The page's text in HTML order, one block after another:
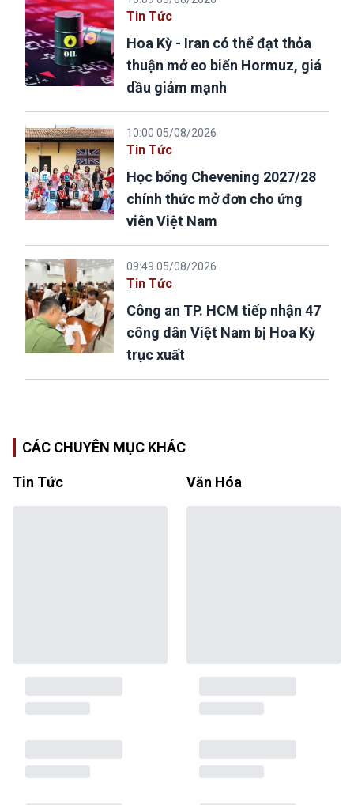
Tin Tức
Hoa Kỳ - Iran có thể đạt thỏa
thuận mở eo biển Hormuz, giá
dầu giảm mạnh
10:00 05/08/2026
Tin Tức
Học bổng Chevening 2027/28
chính thức mở đơn cho ứng
viên Việt Nam
09:49 05/08/2026
Tin Tức
Công an TP. HCM tiếp nhận 47
công dân Việt Nam bị Hoa Kỳ
trục xuất
CÁC CHUYÊN MỤC KHÁC
Tin Tức Văn Hóa